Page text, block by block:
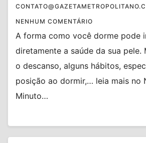
NENHUM COMENTÁRIO
A forma como você dorme pode
diretamente a saúde da sua pele.
o descanso, alguns hábitos,
posição ao dormir,… leia mais no
Minuto…